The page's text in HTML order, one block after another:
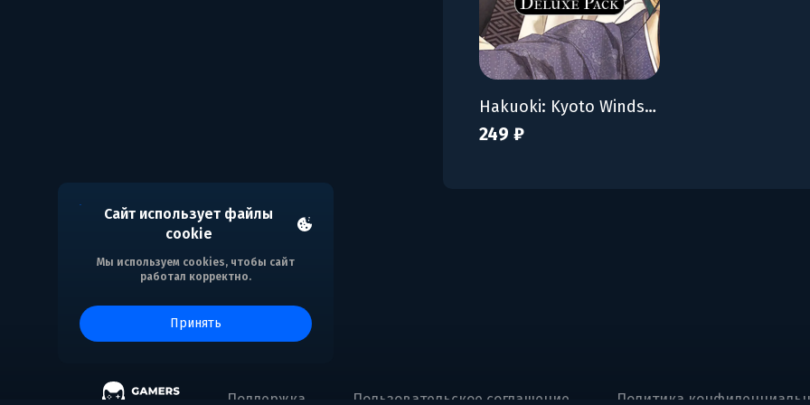
Сайт использует файлы
cookie
Мы используем cookies, чтобы сайт
работал корректно.
принять
Hakuoki: Kyoto Winds - Deluxe Pack
249 ₽
Поддержка Пользовательское соглашение Политика